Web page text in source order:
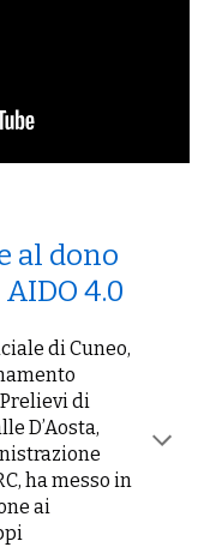
al dono
4.0
di Cuneo,
di
D’Aosta,
ha messo in
ai